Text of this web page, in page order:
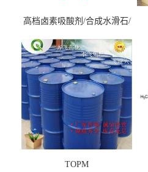
高档卤素吸酸剂/合成水滑石/
TOPM